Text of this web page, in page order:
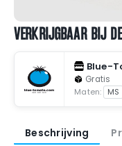
VERKRIJGBAAR BIJ
Blue-
Gratis
Maten:
MS
Beschrijving